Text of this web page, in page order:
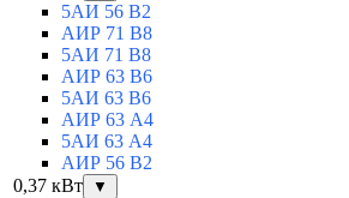
5АИ 56 B2
АИР 71 В8
5АИ 71 B8
АИР 63 B6
5АИ 63 B6
АИР 63 А4
5АИ 63 A4
АИР 56 В2
0,37 кВт
▼